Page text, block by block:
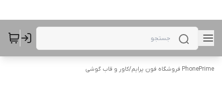
PhonePrime فروشگاه فون پرایم /کاور و قاب گوشی